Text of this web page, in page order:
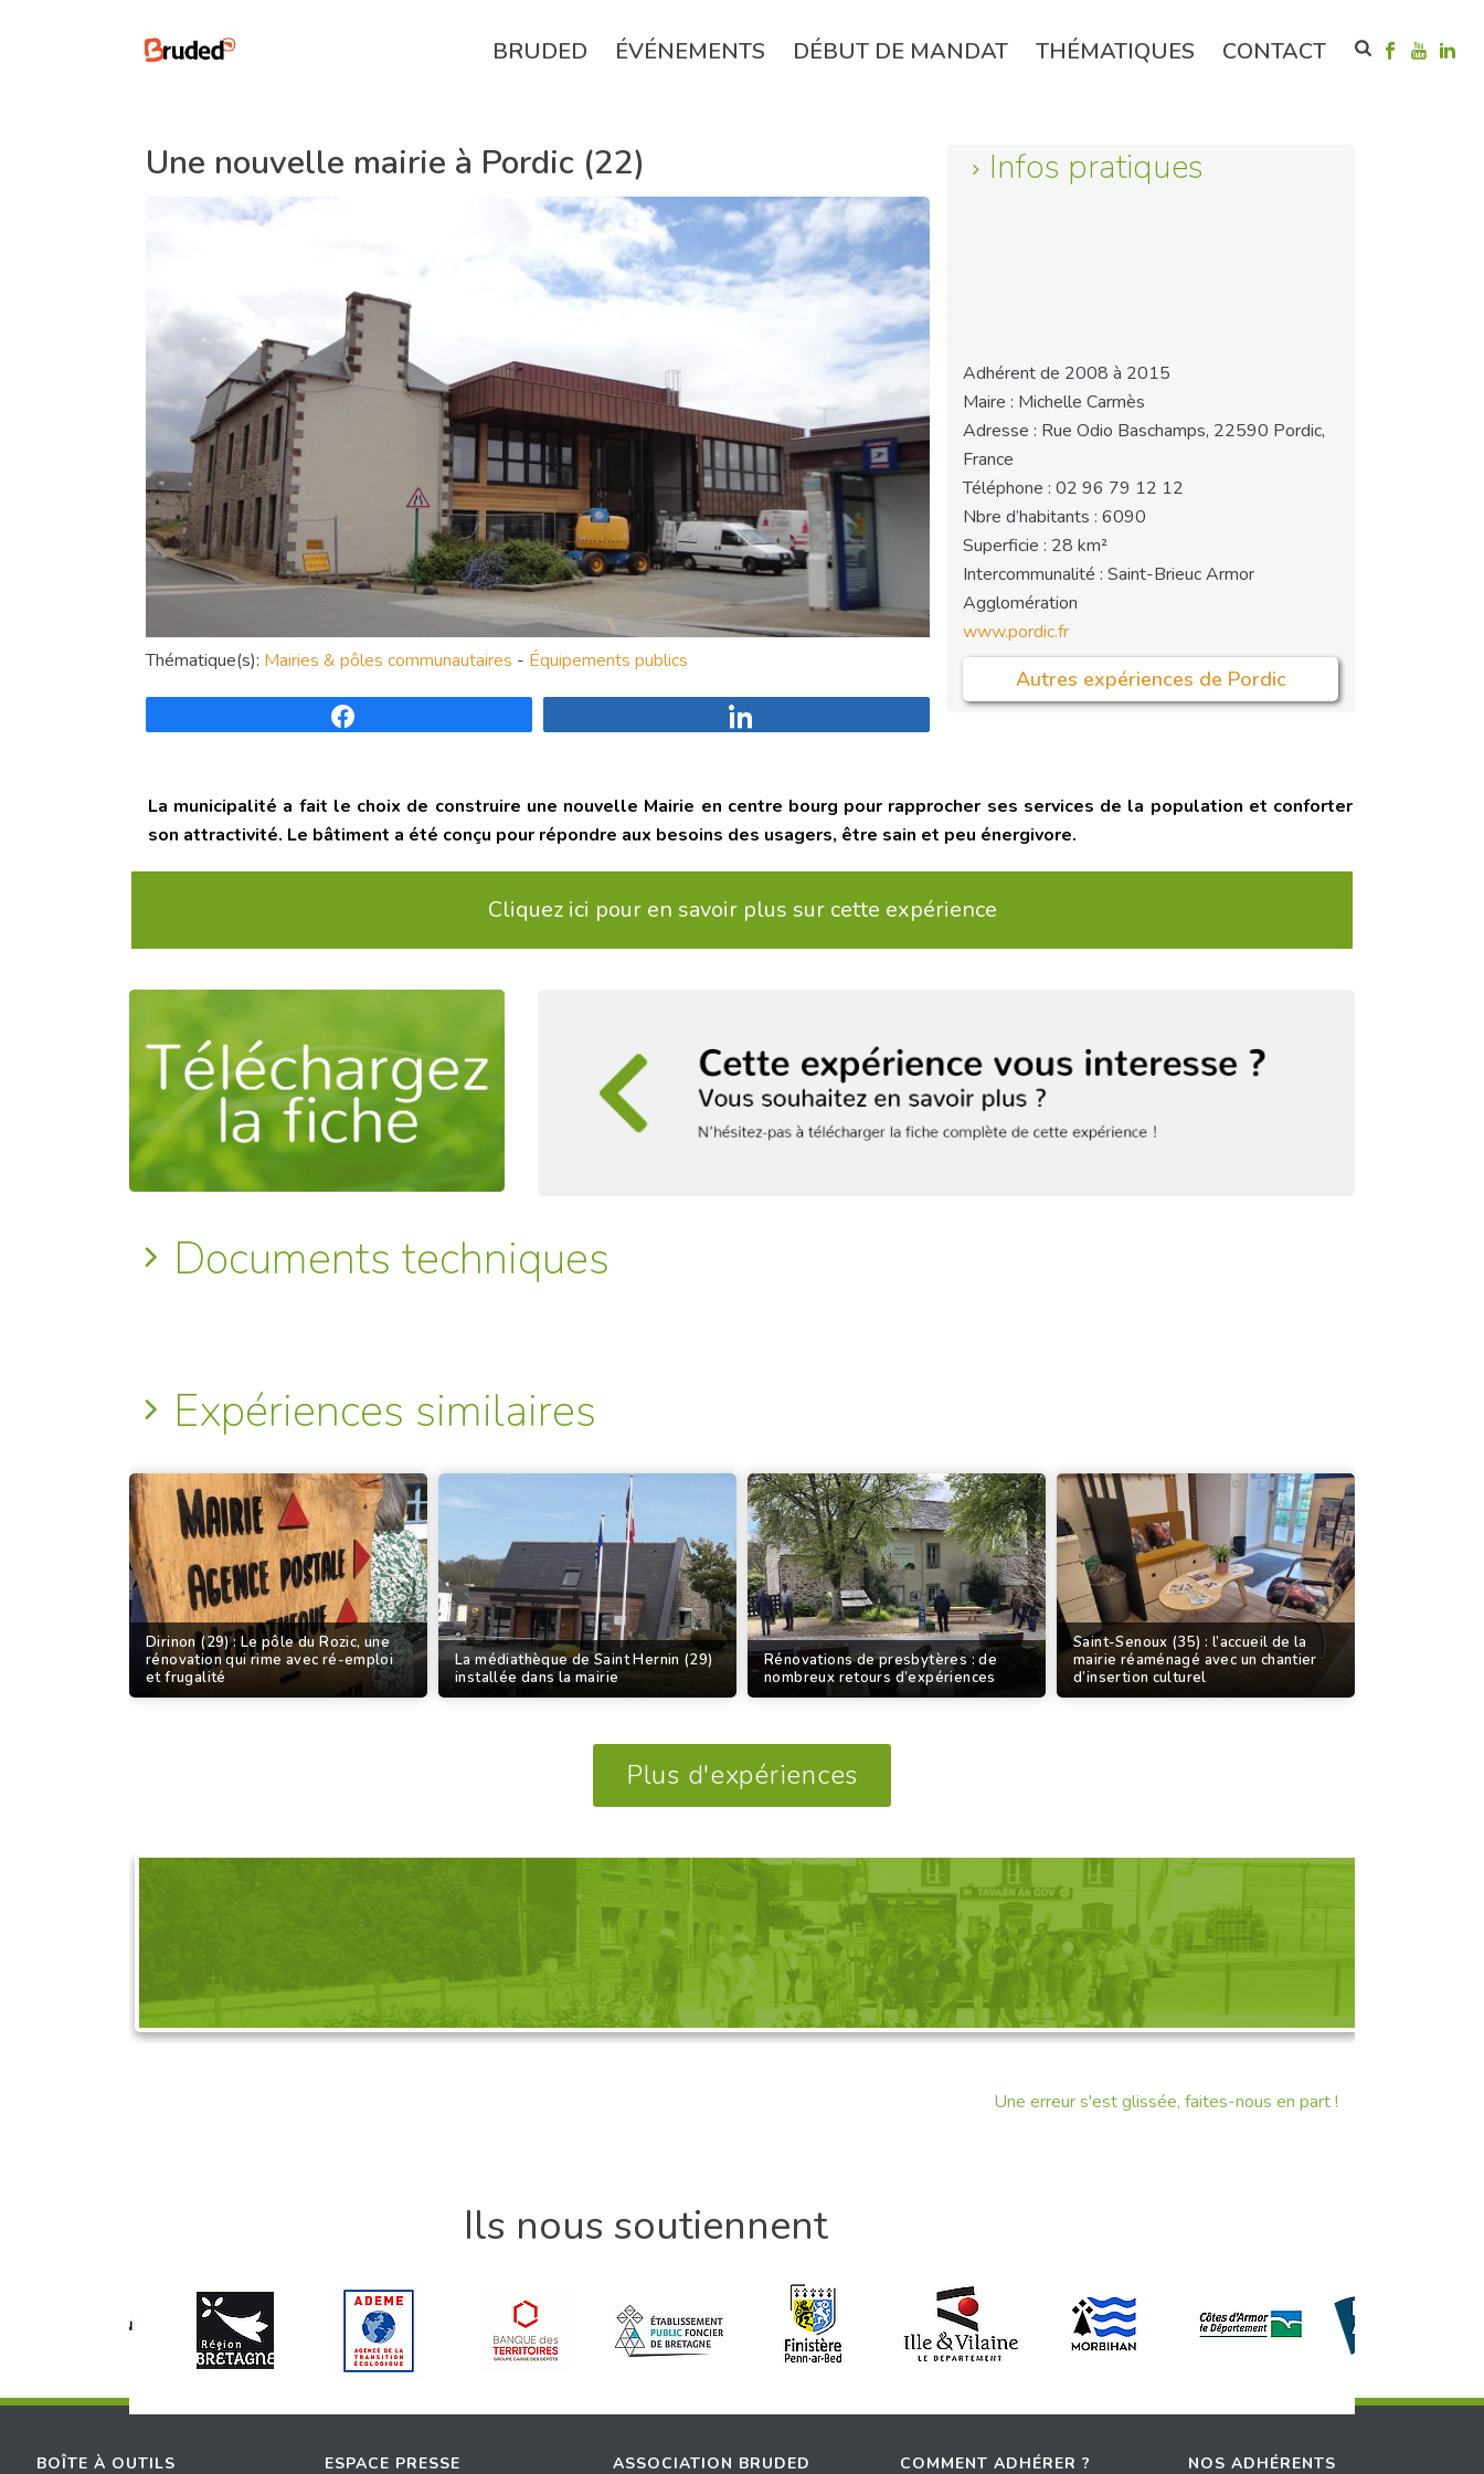
BRUDED ÉVÉNEMENTS DÉBUT DE MANDAT THÉMATIQUES CONTACT
Une nouvelle mairie à Pordic (22)
Thématique(s): Mairies & pôles communautaires - Équipements publics
Infos pratiques
Adhérent de 2008 à 2015
Maire : Michelle Carmès
Adresse : Rue Odio Baschamps, 22590 Pordic,
France
Téléphone : 02 96 79 12 12
Nbre d’habitants : 6090
Superficie : 28 km²
Intercommunalité : Saint-Brieuc Armor
Agglomération
www.pordic.fr
Autres expériences de Pordic
La municipalité a fait le choix de construire une nouvelle Mairie en centre bourg pour rapprocher ses services de la population et conforter
son attractivité. Le bâtiment a été conçu pour répondre aux besoins des usagers, être sain et peu énergivore.
Cliquez ici pour en savoir plus sur cette expérience
Documents techniques
Expériences similaires
Dirinon (29) : Le pôle du Rozic, une
rénovation qui rime avec ré-emploi
et frugalité
La médiathèque de Saint Hernin (29)
installée dans la mairie
Rénovations de presbytères : de
nombreux retours d’expériences
Saint-Senoux (35) : l’accueil de la
mairie réaménagé avec un chantier
d’insertion culturel
Plus d'expériences
DEMANDEZ L'ORGANISATION D'UNE VISITE, D'UNE RENCONTRE
Découvrez nos propositions
Une erreur s'est glissée, faites-nous en part !
Ils nous soutiennent
BOÎTE À OUTILS ESPACE PRESSE ASSOCIATION BRUDED COMMENT ADHÉRER ? NOS ADHÉRENTS